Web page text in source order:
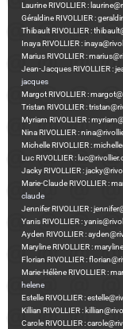
Laurine RIVOLLIER :
Géraldine RIVOLLIER :
Thibault RIVOLLIER :
Inaya RIVOLLIER :
Marius RIVOLLIER :
Jean-Jacques RIVOLLIER :
jacques
Margot RIVOLLIER :
Tristan RIVOLLIER :
Myriam RIVOLLIER :
Nina RIVOLLIER :
Michelle RIVOLLIER :
Luc RIVOLLIER :
Jacky RIVOLLIER :
Marie-Claude RIVOLLIER :
claude
Jennifer RIVOLLIER :
Yanis RIVOLLIER :
Ayden RIVOLLIER :
Maryline RIVOLLIER :
Florian RIVOLLIER :
Marie-Hélène RIVOLLIER :
helene
Estelle RIVOLLIER :
Killian RIVOLLIER :
Carole RIVOLLIER :